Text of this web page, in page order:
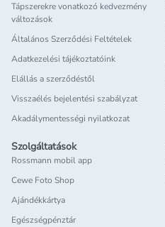
Tápszerekre vonatkozó kedvezmény
változások
Általános Szerződési Feltételek
Adatkezelési tájékoztatóink
Elállás a szerződéstől
Visszaélés bejelentési szabályzat
Akadálymentességi nyilatkozat
Szolgáltatások
Rossmann mobil app
Cewe Foto Shop
Ajándékkártya
Egészségpénztár